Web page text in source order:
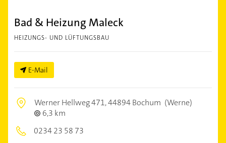
Bad & Heizung Maleck
HEIZUNGS- UND LÜFTUNGSBAU
E-Mail
Werner Hellweg 471,44894 Bochum (Werne)
6,3 km
0234 23 58 73